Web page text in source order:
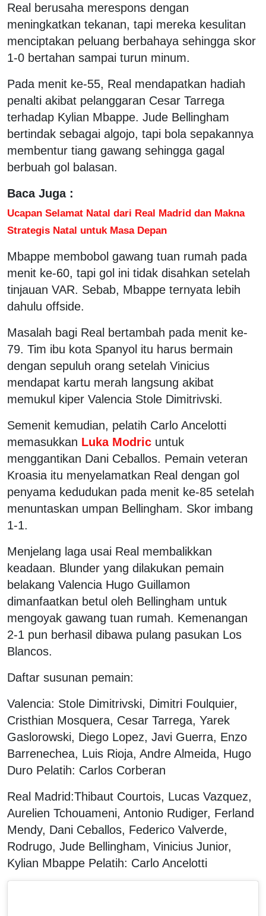
Real berusaha merespons dengan
meningkatkan tekanan, tapi mereka kesulitan
menciptakan peluang berbahaya sehingga skor
1-0 bertahan sampai turun minum.
Pada menit ke-55, Real mendapatkan hadiah
penalti akibat pelanggaran Cesar Tarrega
terhadap Kylian Mbappe. Jude Bellingham
bertindak sebagai algojo, tapi bola sepakannya
membentur tiang gawang sehingga gagal
berbuah gol balasan.
Baca Juga :
Ucapan Selamat Natal dari Real Madrid dan Makna
Strategis Natal untuk Masa Depan
Mbappe membobol gawang tuan rumah pada
menit ke-60, tapi gol ini tidak disahkan setelah
tinjauan VAR. Sebab, Mbappe ternyata lebih
dahulu offside.
Masalah bagi Real bertambah pada menit ke-
79. Tim ibu kota Spanyol itu harus bermain
dengan sepuluh orang setelah Vinicius
mendapat kartu merah langsung akibat
memukul kiper Valencia Stole Dimitrivski.
Semenit kemudian, pelatih Carlo Ancelotti
memasukkan Luka Modric untuk
menggantikan Dani Ceballos. Pemain veteran
Kroasia itu menyelamatkan Real dengan gol
penyama kedudukan pada menit ke-85 setelah
menuntaskan umpan Bellingham. Skor imbang
1-1.
Menjelang laga usai Real membalikkan
keadaan. Blunder yang dilakukan pemain
belakang Valencia Hugo Guillamon
dimanfaatkan betul oleh Bellingham untuk
mengoyak gawang tuan rumah. Kemenangan
2-1 pun berhasil dibawa pulang pasukan Los
Blancos.
Daftar susunan pemain:
Valencia: Stole Dimitrivski, Dimitri Foulquier,
Cristhian Mosquera, Cesar Tarrega, Yarek
Gaslorowski, Diego Lopez, Javi Guerra, Enzo
Barrenechea, Luis Rioja, Andre Almeida, Hugo
Duro Pelatih: Carlos Corberan
Real Madrid:Thibaut Courtois, Lucas Vazquez,
Aurelien Tchouameni, Antonio Rudiger, Ferland
Mendy, Dani Ceballos, Federico Valverde,
Rodrugo, Jude Bellingham, Vinicius Junior,
Kylian Mbappe Pelatih: Carlo Ancelotti